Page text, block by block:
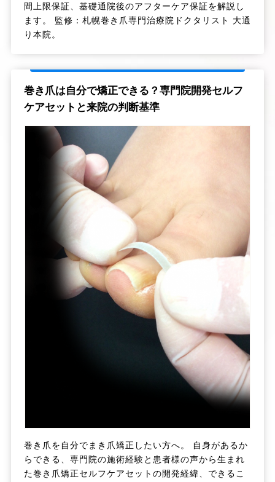
間上限保証、基礎通院後のアフターケア保証を解説し
ます。 監修：札幌巻き爪専門治療院ドクタリスト 大通
り本院。
巻き爪は自分で矯正できる？専門院開発セルフ
ケアセットと来院の判断基準
巻き爪を自分でまき爪矯正したい方へ。 自身があるか
らできる、専門院の施術経験と患者様の声から生まれ
た巻き爪矯正セルフケアセットの開発経緯、できるこ